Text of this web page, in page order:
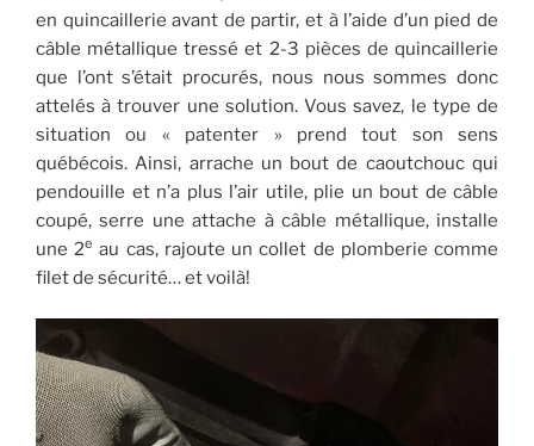
en quincaillerie avant de partir, et à l’aide d’un pied de
câble métallique tressé et 2-3 pièces de quincaillerie
que l’ont s’était procurés, nous nous sommes donc
attelés à trouver une solution. Vous savez, le type de
situation ou « patenter » prend tout son sens
québécois. Ainsi, arrache un bout de caoutchouc qui
pendouille et n’a plus l’air utile, plie un bout de câble
coupé, serre une attache à câble métallique, installe
une 2e au cas, rajoute un collet de plomberie comme
filet de sécurité… et voilà!